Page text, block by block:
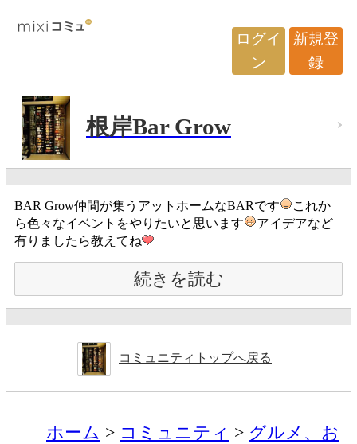
ログイ
ン
新規登
録
根岸Bar Grow
BAR Grow仲間が集うアットホームなBARです
これか
ら色々なイベントをやりたいと思います
アイデアなど
有りましたら教えてね
続きを読む
コミュニティトップへ戻る
ホーム コミュニティ
グルメ、お